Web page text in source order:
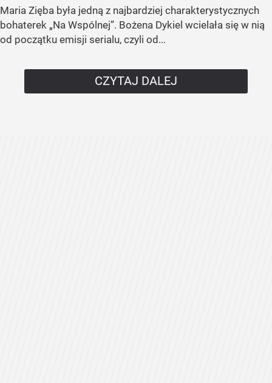
Maria Zięba była jedną z najbardziej charakterystycznych
bohaterek „Na Wspólnej”. Bożena Dykiel wcielała się w nią
od początku emisji serialu, czyli od...
CZYTAJ DALEJ